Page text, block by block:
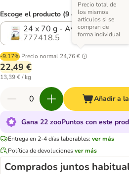
Escoge el producto (9 opciones)
24 x 70 g - Ave
777418.5
-9.17% Precio normal 24,76 €
Precio total de
los mismos
artículos si se
compran de
forma individual
22,49 €
13,39 € / kg
Añadir a
Gana 22 zooPuntos con este
Entrega en 2-4 días laborables: ver más
Política de devolucionesver más
Comprados juntos